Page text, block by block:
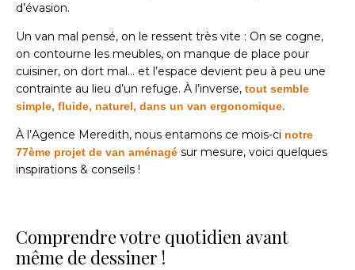
d’évasion.
Un van mal pensé, on le ressent très vite : On se cogne,
on contourne les meubles, on manque de place pour
cuisiner, on dort mal… et l’espace devient peu à peu une
contrainte au lieu d’un refuge. À l’inverse, tout semble
simple, fluide, naturel, dans un van ergonomique.
À l’Agence Meredith, nous entamons ce mois-ci notre
77ème projet de van aménagé sur mesure, voici quelques
inspirations & conseils !
Comprendre votre quotidien avant
même de dessiner !